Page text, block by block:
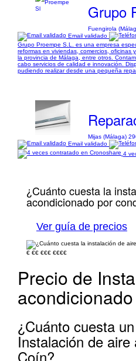
Grupo
Fuengirola
Email validado
Grupo Proempe S.L. es una empresa
reformas en viviendas, comercios, oficinas
la provincia de Málaga, entre otros.
cabo servicios de calidad e innovación.
pudiendo realizar desde una pequeña
Mijas (Málaga)
Email validado
4
¿Cuánto cuesta la
acondicionado por
Ver guía de precios
€ €€ €€€ €€€€
Precio de
¿Cuánto cuesta
Instalación de
Coín?